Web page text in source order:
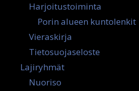
Harjoitustoiminta
Porin alueen kuntolenkit
Vieraskirja
Tietosuojaseloste
Lajiryhmät
Nuoriso